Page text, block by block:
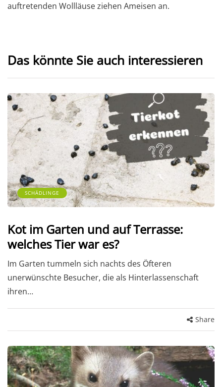
auftretenden Wollläuse ziehen Ameisen an.
Das könnte Sie auch interessieren
SCHÄDLINGE
Kot im Garten und auf Terrasse:
welches Tier war es?
Im Garten tummeln sich nachts des Öfteren
unerwünschte Besucher, die als Hinterlassenschaft
ihren…
Share